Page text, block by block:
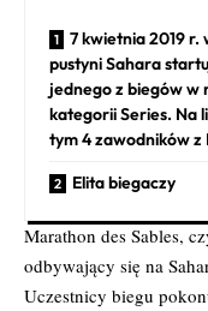
7 kwietnia 2019 r.
pustyni Sahara
jednego z biegów w
kategorii Series. Na
tym 4 zawodników z
Elita biegaczy
Marathon des Sables,
odbywający się na
Uczestnicy biegu